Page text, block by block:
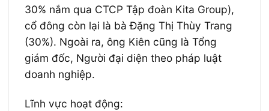
30% nắm qua CTCP Tập đoàn Kita Group),
cổ đông còn lại là bà Đặng Thị Thùy Trang
(30%). Ngoài ra, ông Kiên cũng là Tổng
giám đốc, Người đại diện theo pháp luật
doanh nghiệp.
Lĩnh vực hoạt động: